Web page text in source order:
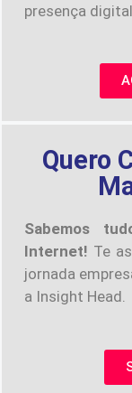
presença digital.
Quero
Sabemos
Internet! Te
jornada
a Insight Head.